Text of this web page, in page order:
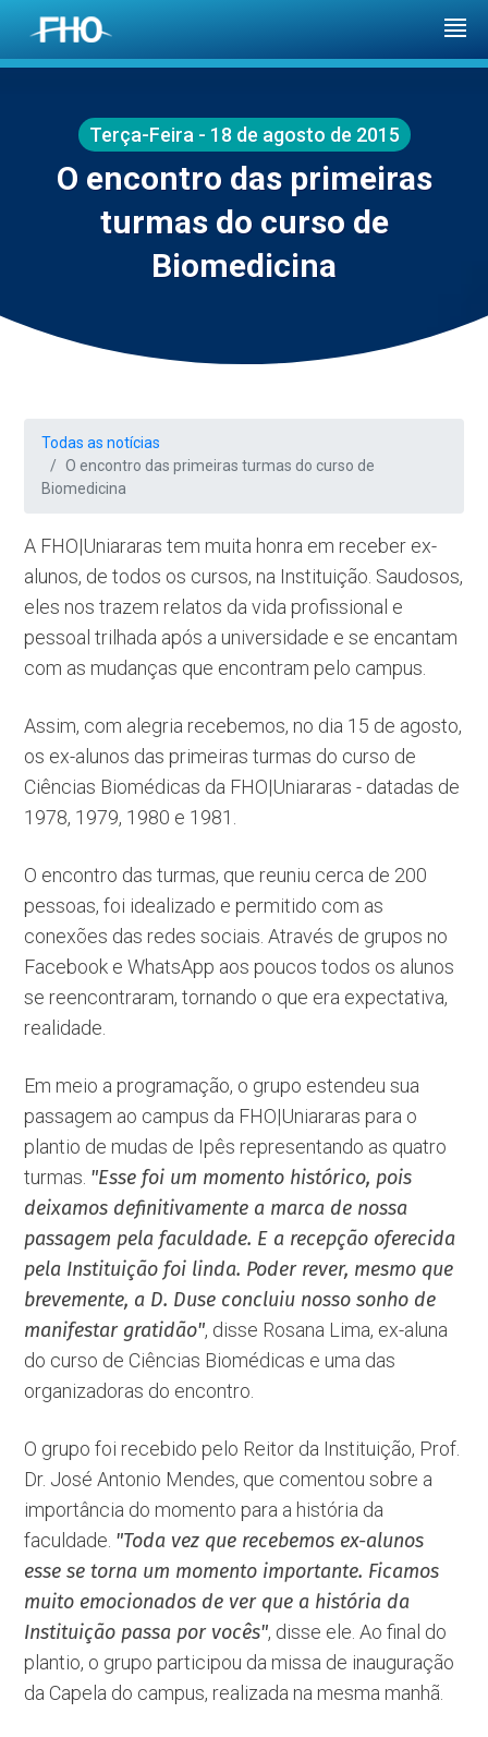
Terça-Feira - 18 de agosto de 2015
O encontro das primeiras
turmas do curso de
Biomedicina
Todas as notícias
O encontro das primeiras turmas do curso de
Biomedicina
A FHO|Uniararas tem muita honra em receber ex-
alunos, de todos os cursos, na Instituição. Saudosos,
eles nos trazem relatos da vida profissional e
pessoal trilhada após a universidade e se encantam
com as mudanças que encontram pelo campus.
Assim, com alegria recebemos, no dia 15 de agosto,
os ex-alunos das primeiras turmas do curso de
Ciências Biomédicas da FHO|Uniararas - datadas de
1978, 1979, 1980 e 1981.
O encontro das turmas, que reuniu cerca de 200
pessoas, foi idealizado e permitido com as
conexões das redes sociais. Através de grupos no
Facebook e WhatsApp aos poucos todos os alunos
se reencontraram, tornando o que era expectativa,
realidade.
Em meio a programação, o grupo estendeu sua
passagem ao campus da FHO|Uniararas para o
plantio de mudas de Ipês representando as quatro
turmas. "Esse foi um momento histórico, pois
deixamos definitivamente a marca de nossa
passagem pela faculdade. E a recepção oferecida
pela Instituição foi linda. Poder rever, mesmo que
brevemente, a D. Duse concluiu nosso sonho de
manifestar gratidão", disse Rosana Lima, ex-aluna
do curso de Ciências Biomédicas e uma das
organizadoras do encontro.
O grupo foi recebido pelo Reitor da Instituição, Prof.
Dr. José Antonio Mendes, que comentou sobre a
importância do momento para a história da
faculdade. "Toda vez que recebemos ex-alunos
esse se torna um momento importante. Ficamos
muito emocionados de ver que a história da
Instituição passa por vocês", disse ele. Ao final do
plantio, o grupo participou da missa de inauguração
da Capela do campus, realizada na mesma manhã.